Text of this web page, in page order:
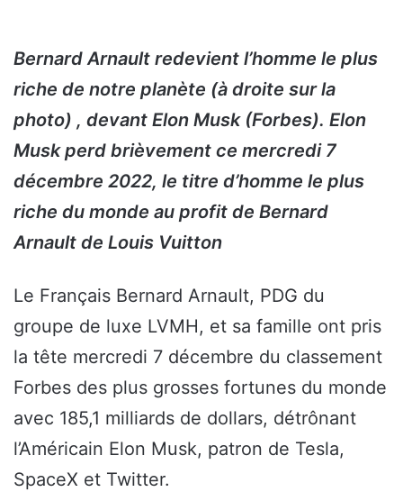
Bernard Arnault redevient l’homme le plus
riche de notre planète (à droite sur la
photo) , devant Elon Musk (Forbes). Elon
Musk perd brièvement ce mercredi 7
décembre 2022, le titre d’homme le plus
riche du monde au profit de Bernard
Arnault de Louis Vuitton
Le Français Bernard Arnault, PDG du
groupe de luxe LVMH, et sa famille ont pris
la tête mercredi 7 décembre du classement
Forbes des plus grosses fortunes du monde
avec 185,1 milliards de dollars, détrônant
l’Américain Elon Musk, patron de Tesla,
SpaceX et Twitter.